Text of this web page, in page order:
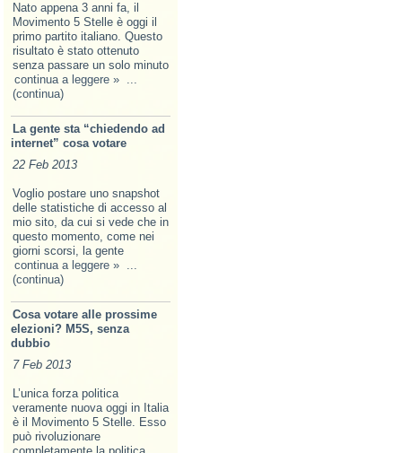
Nato appena 3 anni fa, il
Movimento 5 Stelle è oggi il
primo partito italiano. Questo
risultato è stato ottenuto
senza passare un solo minuto
continua a leggere » ...
(continua)
La gente sta “chiedendo ad
internet” cosa votare
22 Feb 2013
Voglio postare uno snapshot
delle statistiche di accesso al
mio sito, da cui si vede che in
questo momento, come nei
giorni scorsi, la gente
continua a leggere » ...
(continua)
Cosa votare alle prossime
elezioni? M5S, senza
dubbio
7 Feb 2013
L’unica forza politica
veramente nuova oggi in Italia
è il Movimento 5 Stelle. Esso
può rivoluzionare